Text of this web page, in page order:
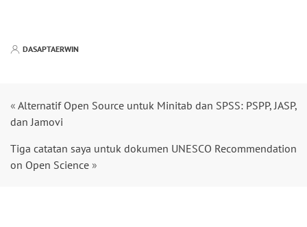
DASAPTAERWIN
« Alternatif Open Source untuk Minitab dan SPSS: PSPP, JASP,
dan Jamovi
Tiga catatan saya untuk dokumen UNESCO Recommendation
on Open Science »